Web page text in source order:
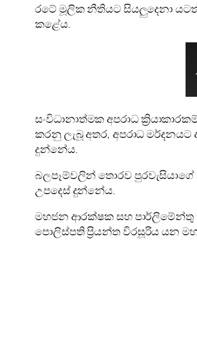
රටේ මූලික නීතියට සියලුදෙනා
කළේය.
සංවිධානාත්මක අපරාධ
කරනු ලැබූ අතර, අපරාධ
දුන්නේය.
බලපෑම්වලින් තොරව
උපදෙස් දුන්නේය.
මහජන ආරක්ෂක සහ පාර්ලිමේන්තු
පොලිස්පති ප්‍රියන්ත විරසූරිය යන